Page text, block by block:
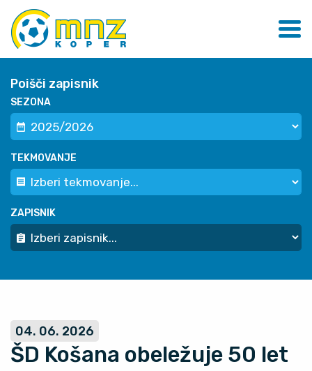
Poišči zapisnik
SEZONA
TEKMOVANJE
ZAPISNIK
04. 06. 2026
ŠD Košana obeležuje 50 let